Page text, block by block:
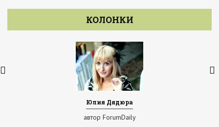
КОЛОНКИ
Юлия Дядюра
автор ForumDaily